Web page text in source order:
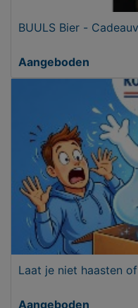
BUULS Bier -
Aangeboden
Laat je niet haasten
Aangeboden